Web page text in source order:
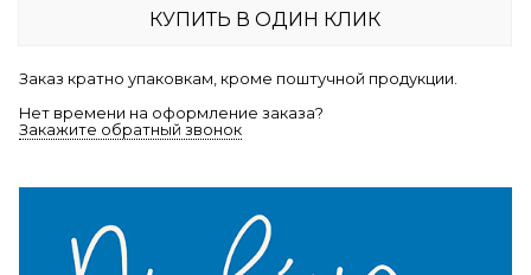
КУПИТЬ В ОДИН КЛИК
Заказ кратно упаковкам, кроме поштучной продукции.
Нет времени на оформление заказа?
Закажите обратный звонок